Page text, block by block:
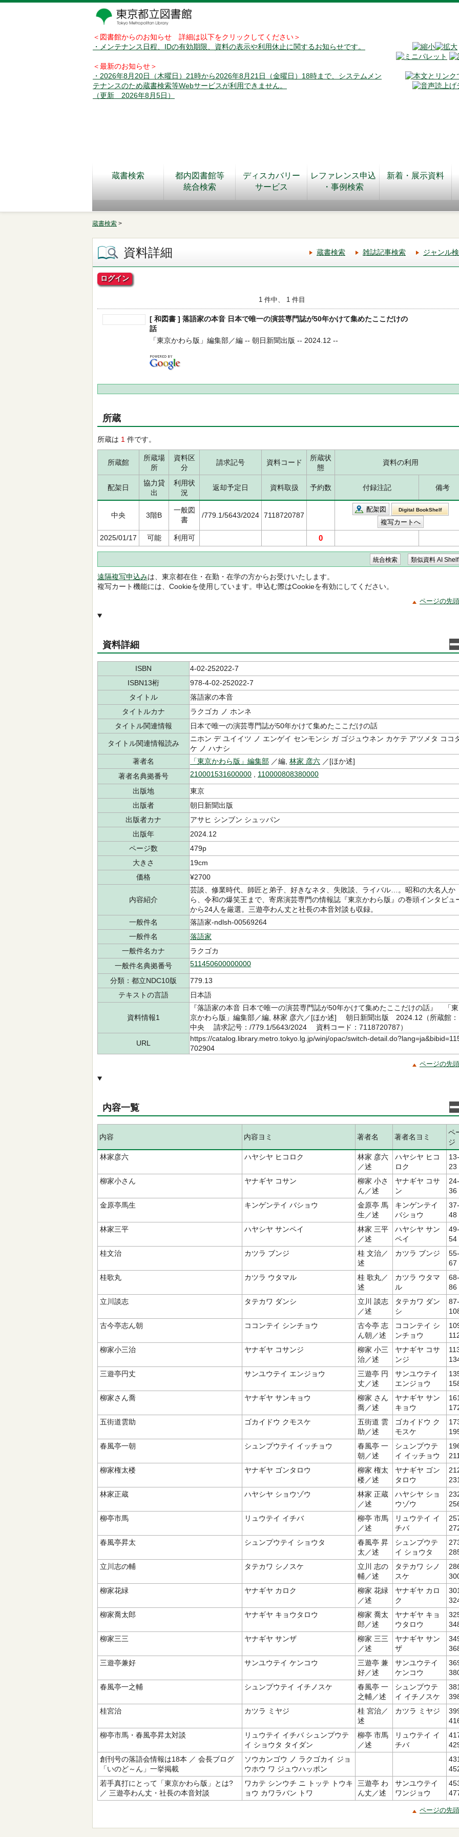
＜図書館からのお知らせ 詳細は以下をクリックしてください＞
・メンテナンス日程、IDの有効期限、資料の表示や利用休止に関するお知らせです。
＜最新のお知らせ＞
・2026年8月20日（木曜日）21時から2026年8月21日（金曜日）18時まで、システムメン
テナンスのため蔵書検索等Webサービスが利用できません。
（更新 2026年8月5日）
蔵書検索
都内図書館等
統合検索
ディスカバリー
サービス
レファレンス申込
・事例検索
新着・展示資料
蔵書検索 >
資料詳細 蔵書検索 雑誌記事検索 ジャンル
ログイン
1 件中、 1 件目
[ 和図書 ] 落語家の本音 日本で唯一の演芸専門誌が50年かけて集めたここだけの
話
「東京かわら版」編集部／編 -- 朝日新聞出版 -- 2024.12 --
所蔵
所蔵は 1 件です。
所蔵館
所蔵場
所
資料区
分
請求記号 資料コード
所蔵状
態
資料の利用
配架日
協力貸
出
利用状
況
返却予定日 資料取扱 予約数 付録注記 備考
中央 3階B
一般図
書
/779.1/5643/2024 7118720787
配架図 Digital BookShelf
2025/01/17 可能 利用可 0
遠隔複写申込みは、東京都在住・在勤・在学の方からお受けいたします。
複写カート機能には、Cookieを使用しています。申込む際はCookieを有効にしてください。
ページの先
資料詳細
ISBN
4-02-252022-7
ISBN13桁
978-4-02-252022-7
タイトル
落語家の本音
タイトルカナ
ラクゴカ ノ ホンネ
タイトル関連情報
日本で唯一の演芸専門誌が50年かけて集めたここだけの話
タイトル関連情報読み
ニホン デ ユイイツ ノ エンゲイ センモンシ ガ ゴジュウネン カケテ アツメタ ココ
ケ ノ ハナシ
著者名
「東京かわら版」編集部 ／編, 林家 彦六 ／[ほか述]
著者名典拠番号
210001531600000 110000808380000
出版地
東京
出版者
朝日新聞出版
出版者カナ
アサヒ シンブン シュッパン
出版年
2024.12
ページ数
479p
大きさ
19cm
価格
¥2700
内容紹介
芸談、修業時代、師匠と弟子、好きなネタ、失敗談、ライバル…。昭和の大名人か
ら、令和の爆笑王まで、寄席演芸専門の情報誌『東京かわら版』の巻頭インタビュ
から24人を厳選。三遊亭わん丈と社長の本音対談も収録。
一般件名
落語家-ndlsh-00569264
一般件名
落語家
一般件名カナ
ラクゴカ
一般件名典拠番号
511450600000000
分類：都立NDC10版
779.13
テキストの言語
日本語
資料情報1
『落語家の本音 日本で唯一の演芸専門誌が50年かけて集めたここだけの話』 「東
京かわら版」編集部／編, 林家 彦六／[ほか述] 朝日新聞出版 2024.12（所蔵館：
中央 請求記号：/779.1/5643/2024 資料コード：7118720787）
URL
https://catalog.library.metro.tokyo.lg.jp/winj/opac/switch-
702904
ページの先
内容一覧
内容 内容ヨミ 著者名 著者名ヨミ
ペ
ジ
林家彦六
ハヤシヤ ヒコロク
林家 彦六
／述
ハヤシヤ ヒコ
ロク
13-
23
柳家小さん
ヤナギヤ コサン
柳家 小さ
ん／述
ヤナギヤ コサ
ン
24-
36
金原亭馬生
キンゲンテイ バショウ
金原亭 馬
生／述
キンゲンテイ
バショウ
37-
48
林家三平
ハヤシヤ サンペイ
林家 三平
／述
ハヤシヤ サン
ペイ
49-
54
桂文治
カツラ ブンジ
桂 文治／
述
カツラ ブンジ
55-
67
桂歌丸
カツラ ウタマル
桂 歌丸／
述
カツラ ウタマ
ル
68-
86
立川談志
タテカワ ダンシ
立川 談志
／述
タテカワ ダン
シ
87-
古今亭志ん朝
ココンテイ シンチョウ
古今亭 志
ん朝／述
ココンテイ シ
ンチョウ
柳家小三治
ヤナギヤ コサンジ
柳家 小三
治／述
ヤナギヤ コサ
ンジ
三遊亭円丈
サンユウテイ エンジョウ
三遊亭 円
丈／述
サンユウテイ
エンジョウ
柳家さん喬
ヤナギヤ サンキョウ
柳家 さん
喬／述
ヤナギヤ サン
キョウ
五街道雲助
ゴカイドウ クモスケ
五街道 雲
助／述
ゴカイドウ ク
モスケ
春風亭一朝
シュンプウテイ イッチョウ
春風亭 一
朝／述
シュンプウテ
イ イッチョウ
柳家権太楼
ヤナギヤ ゴンタロウ
柳家 権太
楼／述
ヤナギヤ ゴン
タロウ
林家正蔵
ハヤシヤ ショウゾウ
林家 正蔵
／述
ハヤシヤ ショ
ウゾウ
柳亭市馬
リュウテイ イチバ
柳亭 市馬
／述
リュウテイ イ
チバ
春風亭昇太
シュンプウテイ ショウタ
春風亭 昇
太／述
シュンプウテ
イ ショウタ
立川志の輔
タテカワ シノスケ
立川 志の
輔／述
タテカワ シノ
スケ
柳家花緑
ヤナギヤ カロク
柳家 花緑
／述
ヤナギヤ カロ
ク
柳家喬太郎
ヤナギヤ キョウタロウ
柳家 喬太
郎／述
ヤナギヤ キョ
ウタロウ
柳家三三
ヤナギヤ サンザ
柳家 三三
／述
ヤナギヤ サン
ザ
三遊亭兼好
サンユウテイ ケンコウ
三遊亭 兼
好／述
サンユウテイ
ケンコウ
春風亭一之輔
シュンプウテイ イチノスケ
春風亭 一
之輔／述
シュンプウテ
イ イチノスケ
桂宮治
カツラ ミヤジ
桂 宮治／
述
カツラ ミヤジ
柳亭市馬・春風亭昇太対談
リュウテイ イチバ シュンプウテ
イ ショウタ タイダン
柳亭 市馬
／述
リュウテイ イ
チバ
創刊号の落語会情報は18本 ／ 会長ブログ
「いのど～ん」一挙掲載
ソウカンゴウ ノ ラクゴカイ ジョ
ウホウ ワ ジュウハッポン
若手真打にとって「東京かわら版」とは?
／ 三遊亭わん丈・社長の本音対談
ワカテ シンウチ ニ トッテ トウキ
ョウ カワラバン トワ
三遊亭 わ
ん丈／述
サンユウテイ
ワンジョウ
ページの先